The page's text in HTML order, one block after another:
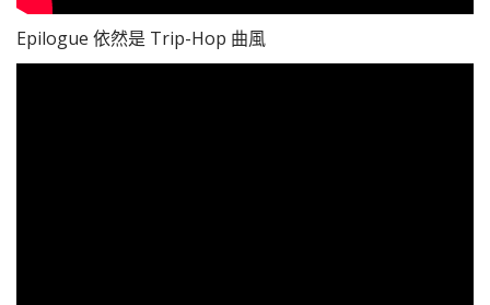
Epilogue 依然是 Trip-Hop 曲風